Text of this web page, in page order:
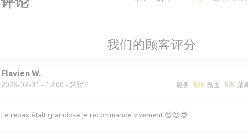
我们的顾客评分
Flavien W
2026-07-31 - 12:00 - 来宾 2 服务 : 5/5 氛围 : 5/5 菜
Le repas était grandiose je recommande vivement 😍😍😍